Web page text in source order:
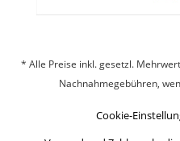
* Alle Preise inkl. gesetzl.
Nachnahmegebühren,
Cookie-